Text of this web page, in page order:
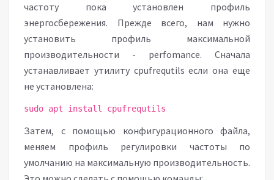
частоту пока установлен профиль
энергосбережения. Прежде всего, нам нужно
установить профиль максимальной
производительности - perfomance. Сначала
устанавливает утилиту cpufrequtils если она еще
не установлена:
sudo apt install cpufrequtils
Затем, с помощью конфигурационного файла,
меняем профиль регулировки частоты по
умолчанию на максимальную производительность.